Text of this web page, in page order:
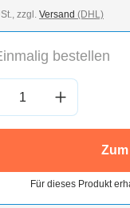
zzgl. Versand (DHL)
bestellen
Anzahl:
Für dieses Produkt